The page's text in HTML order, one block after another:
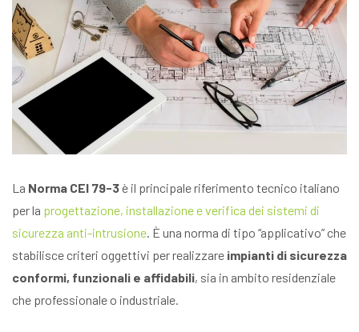
La Norma CEI 79-3è il principale riferimento tecnico italiano
per la progettazione, installazione e verifica dei sistemi di
sicurezza anti-intrusione. È una norma di tipo “applicativo” che
stabilisce criteri oggettivi per realizzare impianti di sicurezza
conformi, funzionali e affidabili, sia in ambito residenziale
che professionale o industriale.